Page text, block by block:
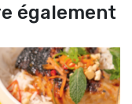
également